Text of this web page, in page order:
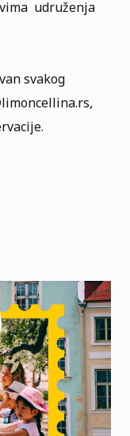
udruženja
svakog